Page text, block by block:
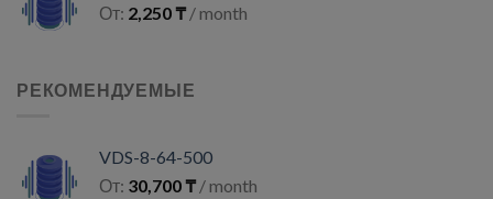
От: 2,250₸ / month
РЕКОМЕНДУЕМЫЕ
VDS-8-64-500
От: 30,700₸ / month